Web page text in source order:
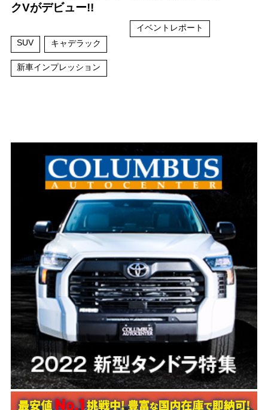
クVがデビュー!!
SUV キャデラック
新車インプレッション
イベントレポート